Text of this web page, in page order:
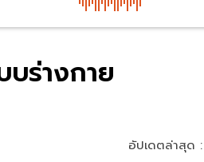
บร่างกาย
อัปเดตล่าสุด :